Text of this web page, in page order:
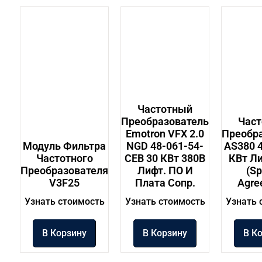
Модуль Фильтра
Частотного
Преобразователя
V3F25
Узнать стоимость
В Корзину
Частотный
Преобразователь
Emotron VFX 2.0
NGD 48-061-54-
CEB 30 КВт 380В
Лифт. ПО И
Плата Сопр.
Узнать стоимость
В Корзину
AS380
КВт
Узнать
В